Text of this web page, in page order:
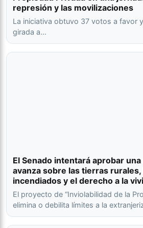
represión y las movilizaciones
La iniciativa obtuvo 37 votos a favor
girada a…
El Senado intentará aprobar
avanza sobre las tierras
incendiados y el derecho a la
El proyecto de “Inviolabilidad de la
elimina o debilita límites a la